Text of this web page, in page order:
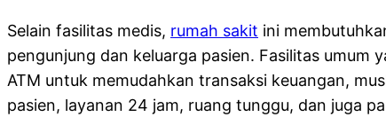
Selain fasilitas medis, rumah sakit ini
pengunjung dan keluarga pasien. Fasilitas umum
ATM untuk memudahkan transaksi keuangan,
pasien, layanan 24 jam, ruang tunggu, dan juga